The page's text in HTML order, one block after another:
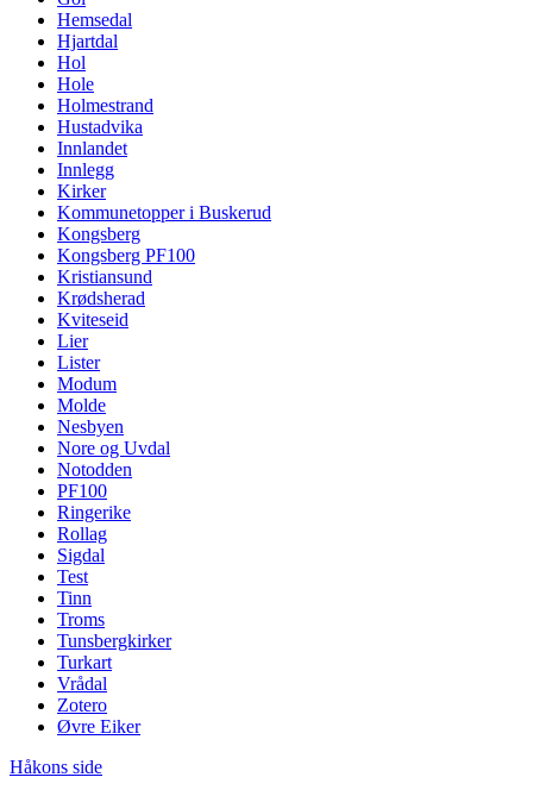
Hemsedal
Hjartdal
Hol
Hole
Holmestrand
Hustadvika
Innlandet
Innlegg
Kirker
Kommunetopper i Buskerud
Kongsberg
Kongsberg PF100
Kristiansund
Krødsherad
Kviteseid
Lier
Lister
Modum
Molde
Nesbyen
Nore og Uvdal
Notodden
PF100
Ringerike
Rollag
Sigdal
Test
Tinn
Troms
Tunsbergkirker
Turkart
Vrådal
Zotero
Øvre Eiker
Håkons side